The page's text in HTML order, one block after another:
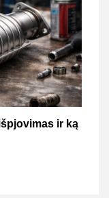
ir ką